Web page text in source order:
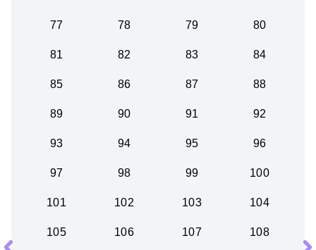
77 78 79 80
81 82 83 84
85 86 87 88
89 90 91 92
93 94 95 96
97 98 99 100
101 102 103 104
105 106 107 108